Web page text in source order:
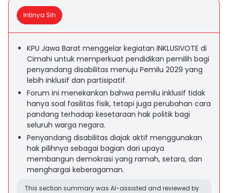
Intinya Sih
KPU Jawa Barat menggelar kegiatan INKLUSIVOTE di
Cimahi untuk memperkuat pendidikan pemilih bagi
penyandang disabilitas menuju Pemilu 2029 yang
lebih inklusif dan partisipatif.
Forum ini menekankan bahwa pemilu inklusif tidak
hanya soal fasilitas fisik, tetapi juga perubahan cara
pandang terhadap kesetaraan hak politik bagi
seluruh warga negara.
Penyandang disabilitas diajak aktif menggunakan
hak pilihnya sebagai bagian dari upaya
membangun demokrasi yang ramah, setara, dan
menghargai keberagaman.
This section summary was AI-assisted and reviewed by